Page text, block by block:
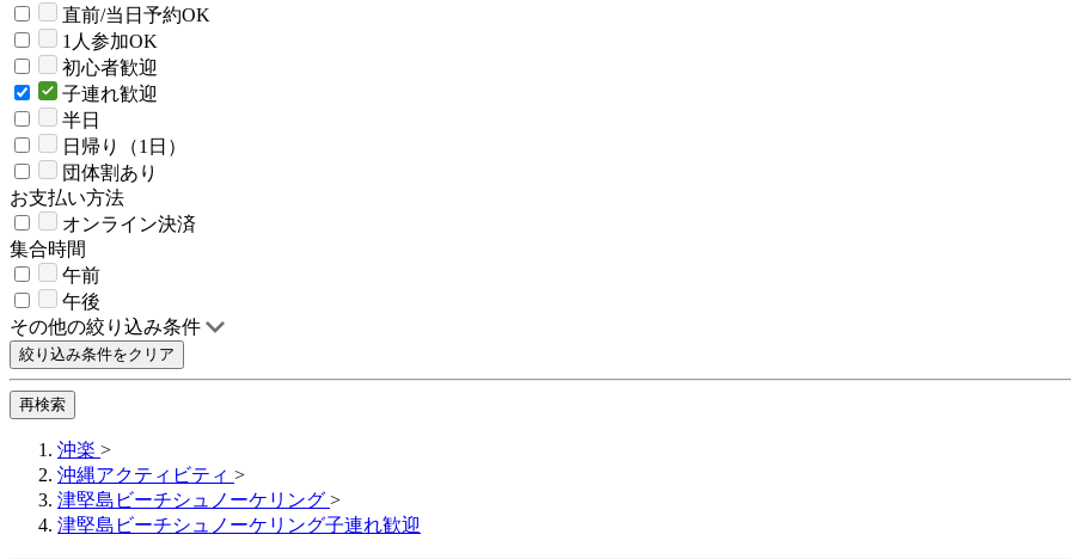
直前/当日予約OK
1人参加OK
初心者歓迎
子連れ歓迎
半日
日帰り（1日）
団体割あり
お支払い方法
オンライン決済
集合時間
午前
午後
その他の絞り込み条件
絞り込み条件をクリア
再検索
沖楽 >
沖縄アクティビティ >
津堅島ビーチシュノーケリング >
津堅島ビーチシュノーケリング子連れ歓迎